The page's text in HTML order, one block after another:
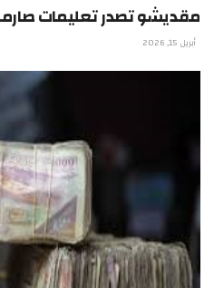
مقديشو تصدر تعليمات
أبريل 15, 2026